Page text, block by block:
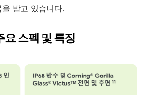
받고 있습니다.
요 스펙 및 특징